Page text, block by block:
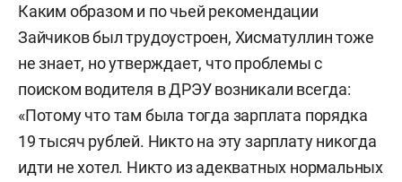
Каким образом и по чьей рекомендации
Зайчиков был трудоустроен, Хисматуллин тоже
не знает, но утверждает, что проблемы с
поиском водителя в ДРЭУ возникали всегда:
«Потому что там была тогда зарплата порядка
19 тысяч рублей. Никто на эту зарплату никогда
идти не хотел. Никто из адекватных нормальных